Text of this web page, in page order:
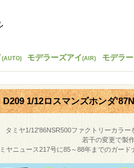
D209 1/12ロスマンズホンダ
タミヤ1/12'86NSR500ファクトリーカラー
若干の変更で製
ヤニュース217号に85～88年までのガー
(AUTO) モデラーズアイ(AIR) モデラ